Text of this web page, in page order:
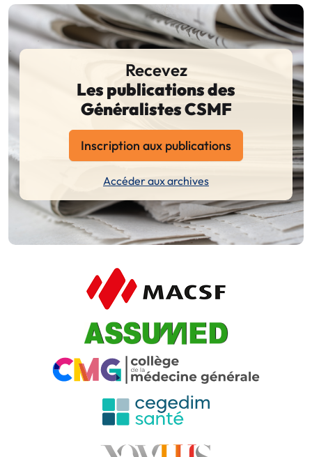
Recevez
Les publications des
Généralistes CSMF
Inscription aux publications
Accéder aux archives